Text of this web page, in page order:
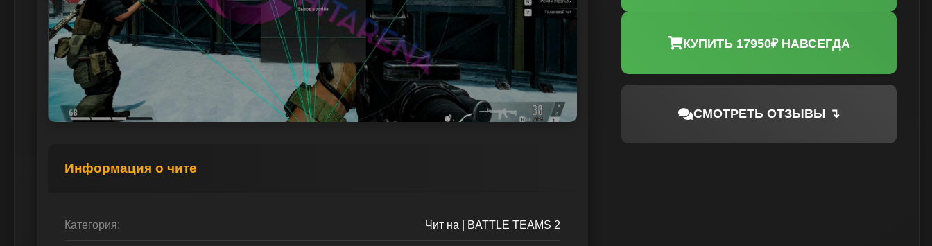
Информация о чите
Категория: Чит на | BATTLE TEAMS 2
КУПИТЬ 17950₽ НАВСЕГДА
СМОТРЕТЬ ОТЗЫВЫ ↴